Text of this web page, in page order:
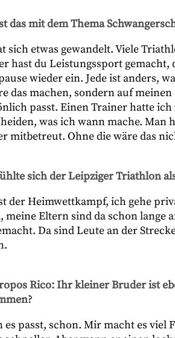
das mit dem Thema
sich etwas gewandelt. Viele
hast du Leistungssport gemacht,
wieder ein. Jede ist anders,
das machen, sondern auf
passt. Einen Trainer hatte
was ich wann mache. Man
mitbetreut. Ohne die wäre das
sich der Leipziger Triathlon
der Heimwettkampf, ich gehe
meine Eltern sind da schon lange
Da sind Leute an der
Rico: Ihr kleiner Bruder ist
es passt, schon. Mir macht es